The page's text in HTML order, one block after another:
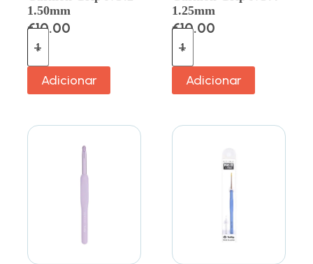
1.50mm
€10.00
Adicionar
1.25mm
€10.00
Adicionar